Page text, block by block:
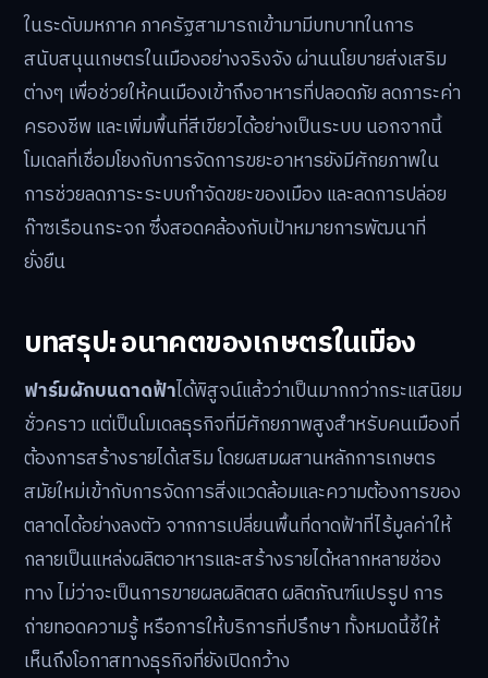
ในระดับมหภาค ภาครัฐสามารถเข้ามามีบทบาทในการ
สนับสนุนเกษตรในเมืองอย่างจริงจัง ผ่านนโยบายส่งเสริม
ต่างๆ เพื่อช่วยให้คนเมืองเข้าถึงอาหารที่ปลอดภัย ลดภาระค่า
ครองชีพ และเพิ่มพื้นที่สีเขียวได้อย่างเป็นระบบ นอกจากนี้
โมเดลที่เชื่อมโยงกับการจัดการขยะอาหารยังมีศักยภาพใน
การช่วยลดภาระระบบกำจัดขยะของเมือง และลดการปล่อย
ก๊าซเรือนกระจก ซึ่งสอดคล้องกับเป้าหมายการพัฒนาที่
ยั่งยืน
บทสรุป: อนาคตของเกษตรในเมือง
ฟาร์มผักบนดาดฟ้าได้พิสูจน์แล้วว่าเป็นมากกว่ากระแสนิยม
ชั่วคราว แต่เป็นโมเดลธุรกิจที่มีศักยภาพสูงสำหรับคนเมืองที่
ต้องการสร้างรายได้เสริม โดยผสมผสานหลักการเกษตร
สมัยใหม่เข้ากับการจัดการสิ่งแวดล้อมและความต้องการของ
ตลาดได้อย่างลงตัว จากการเปลี่ยนพื้นที่ดาดฟ้าที่ไร้มูลค่าให้
กลายเป็นแหล่งผลิตอาหารและสร้างรายได้หลากหลายช่อง
ทาง ไม่ว่าจะเป็นการขายผลผลิตสด ผลิตภัณฑ์แปรรูป การ
ถ่ายทอดความรู้ หรือการให้บริการที่ปรึกษา ทั้งหมดนี้ชี้ให้
เห็นถึงโอกาสทางธุรกิจที่ยังเปิดกว้าง